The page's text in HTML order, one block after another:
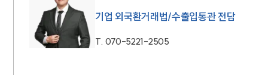
기업 외국환거래법/수출입통관 전담
T. 070-5221-2505